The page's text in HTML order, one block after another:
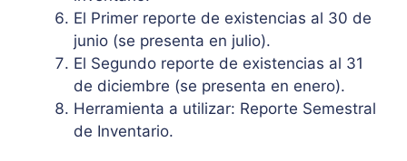
El Primer reporte de existencias al 30 de
junio (se presenta en julio).
El Segundo reporte de existencias al 31
de diciembre (se presenta en enero).
Herramienta a utilizar: Reporte Semestral
de Inventario.